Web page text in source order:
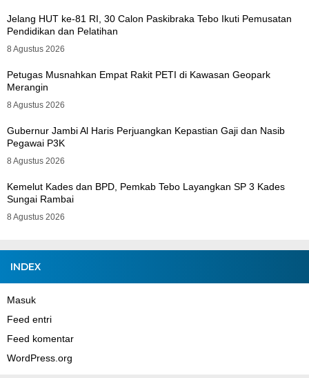
Jelang HUT ke-81 RI, 30 Calon Paskibraka Tebo Ikuti Pemusatan
Pendidikan dan Pelatihan
8 Agustus 2026
Petugas Musnahkan Empat Rakit PETI di Kawasan Geopark
Merangin
8 Agustus 2026
Gubernur Jambi Al Haris Perjuangkan Kepastian Gaji dan Nasib
Pegawai P3K
8 Agustus 2026
Kemelut Kades dan BPD, Pemkab Tebo Layangkan SP 3 Kades
Sungai Rambai
8 Agustus 2026
INDEX
Masuk
Feed entri
Feed komentar
WordPress.org